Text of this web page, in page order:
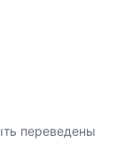
переведены